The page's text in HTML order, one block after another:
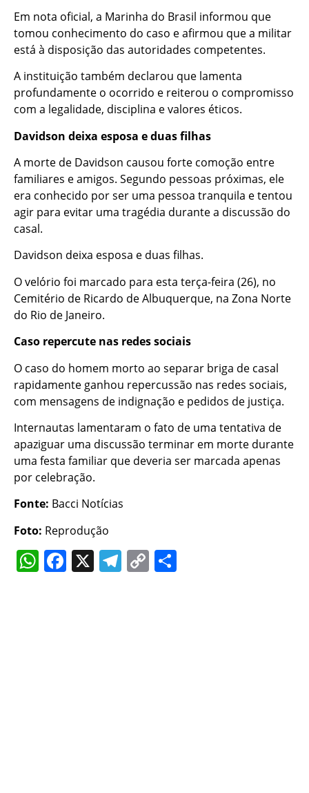
Em nota oficial, a Marinha do Brasil informou que
tomou conhecimento do caso e afirmou que a militar
está à disposição das autoridades competentes.
A instituição também declarou que lamenta
profundamente o ocorrido e reiterou o compromisso
com a legalidade, disciplina e valores éticos.
Davidson deixa esposa e duas filhas
A morte de Davidson causou forte comoção entre
familiares e amigos. Segundo pessoas próximas, ele
era conhecido por ser uma pessoa tranquila e tentou
agir para evitar uma tragédia durante a discussão do
casal.
Davidson deixa esposa e duas filhas.
O velório foi marcado para esta terça-feira (26), no
Cemitério de Ricardo de Albuquerque, na Zona Norte
do Rio de Janeiro.
Caso repercute nas redes sociais
O caso do homem morto ao separar briga de casal
rapidamente ganhou repercussão nas redes sociais,
com mensagens de indignação e pedidos de justiça.
Internautas lamentaram o fato de uma tentativa de
apaziguar uma discussão terminar em morte durante
uma festa familiar que deveria ser marcada apenas
por celebração.
Fonte: Bacci Notícias
Foto: Reprodução
WhatsApp
Facebook
X Telegram
Copy